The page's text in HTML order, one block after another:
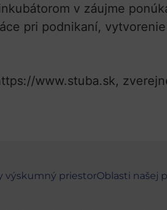
v záujme
pri podnikaní,
www.stuba.sk,
výskumný priestorOblasti našej